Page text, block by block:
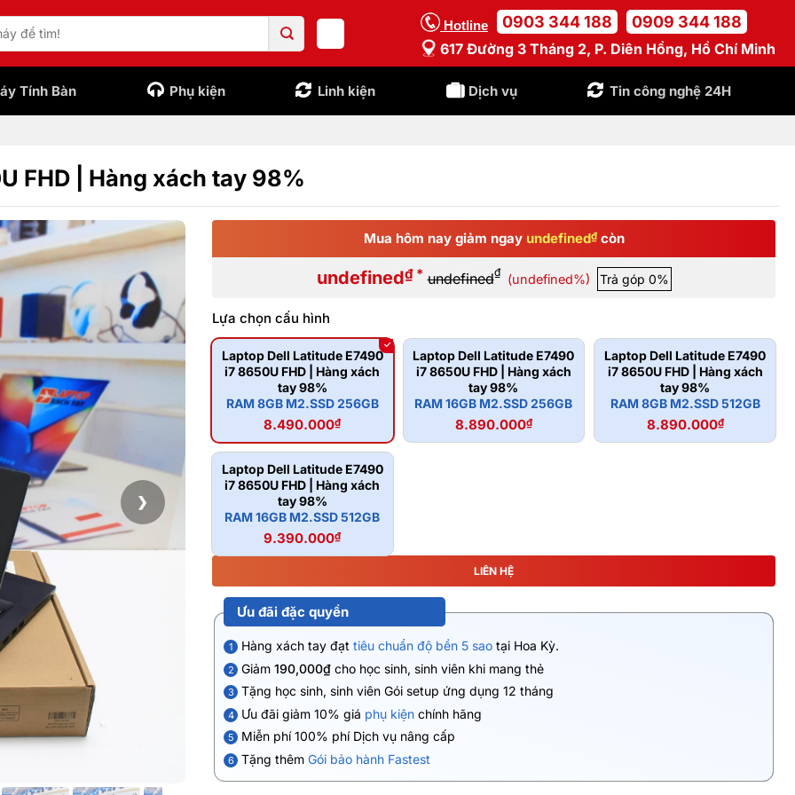
Hotline 0903 344 188 0909 344 188
617 Đường 3 Tháng 2, P. Diên Hồng, Hồ Chí Minh
Tính Bàn Phụ kiện Linh kiện Dịch vụ Tin công nghệ 24H
FHD | Hàng xách tay 98%
❯
Mua hôm nay giảm ngay undefined₫ còn
undefined₫ * undefined₫ (undefined%) Trả góp 0%
Lựa chọn cấu hình
Laptop Dell Latitude E7490
i7 8650U FHD | Hàng xách
tay 98%
RAM 8GB M2.SSD 256GB
8.490.000₫
Laptop Dell Latitude E7490
i7 8650U FHD | Hàng xách
tay 98%
RAM 16GB M2.SSD 256GB
8.890.000₫
Laptop Dell Latitude E7490
i7 8650U FHD | Hàng xách
tay 98%
RAM 8GB M2.SSD 512GB
8.890.000₫
Laptop Dell Latitude E7490
i7 8650U FHD | Hàng xách
tay 98%
RAM 16GB M2.SSD 512GB
9.390.000₫
LIÊN HỆ
Ưu đãi đặc quyền
1 Hàng xách tay đạt tiêu chuẩn độ bền 5 sao tại Hoa Kỳ.
2 Giảm 190,000₫ cho học sinh, sinh viên khi mang thẻ
3 Tặng học sinh, sinh viên Gói setup ứng dụng 12 tháng
4 Ưu đãi giảm 10% giá phụ kiện chính hãng
5 Miễn phí 100% phí Dịch vụ nâng cấp
6 Tặng thêm Gói bảo hành Fastest